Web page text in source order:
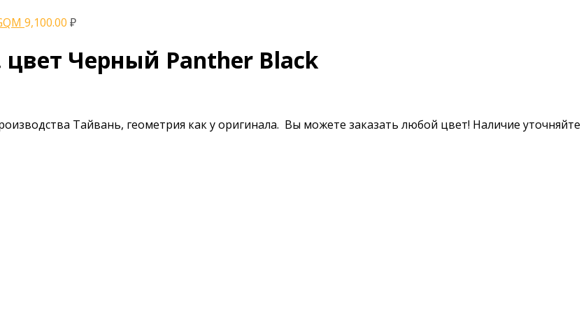
9,100.00 ₽
цвет Черный Panther Black
Тайвань, геометрия как у оригинала. Вы можете заказать любой цвет! Наличие уточняйте